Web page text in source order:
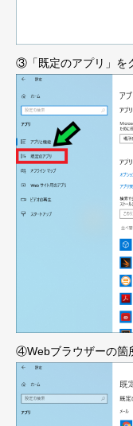
③「既定のアプリ」を
④Webブラウザーの箇